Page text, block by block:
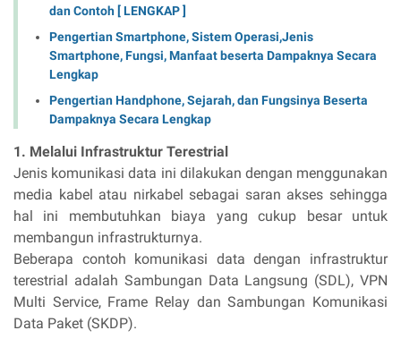
dan Contoh [ LENGKAP ]
Pengertian Smartphone, Sistem Operasi,Jenis
Smartphone, Fungsi, Manfaat beserta Dampaknya Secara
Lengkap
Pengertian Handphone, Sejarah, dan Fungsinya Beserta
Dampaknya Secara Lengkap
1. Melalui Infrastruktur Terestrial
Jenis komunikasi data ini dilakukan dengan menggunakan
media kabel atau nirkabel sebagai saran akses sehingga
hal ini membutuhkan biaya yang cukup besar untuk
membangun infrastrukturnya.
Beberapa contoh komunikasi data dengan infrastruktur
terestrial adalah Sambungan Data Langsung (SDL), VPN
Multi Service, Frame Relay dan Sambungan Komunikasi
Data Paket (SKDP).